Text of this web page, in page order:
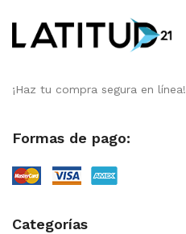
¡Haz tu compra segura en línea!
Formas de pago:
Categorías